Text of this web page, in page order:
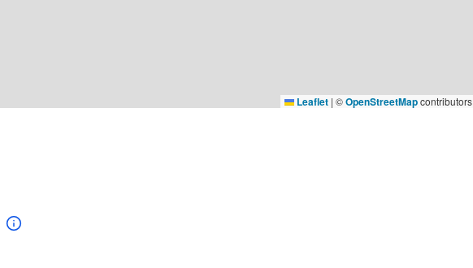
Leaflet | ©OpenStreetMapcontributors